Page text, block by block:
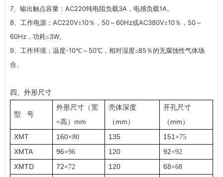
7、输出触点容量： AC220纯电阻负载3A，电感负载1A。
8、工作电源： AC220V±10％， 50～ 60Hz或AC380V±10％， 50～
60Hz，功耗≤3W。
9、工作环境：温度-10℃～ 50℃，相对湿度≤85 ％的无腐蚀性气体场
合。
四、外形尺寸
型 号
外形尺寸（宽
×高） mm
壳体深度
（ mm ）
开孔尺寸
（ mm ）
XMT 160×80 135 151×75
XMTA 96×96 120 92×92
XMTD 72×72 120 68×68